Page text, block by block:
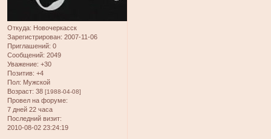
Откуда: Новочеркасск
Зарегистрирован: 2007-11-06
Приглашений: 0
Сообщений: 2049
Уважение: +30
Позитив: +4
Пол: Мужской
Возраст: 38 [1988-04-08]
Провел на форуме:
7 дней 22 часа
Последний визит:
2010-08-02 23:24:19